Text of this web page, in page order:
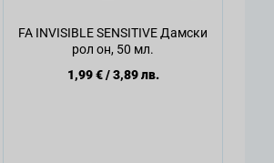
FA INVISIBLE SENSITIVE Дамски
рол он, 50 мл.
1,99 €/3,89 лв.